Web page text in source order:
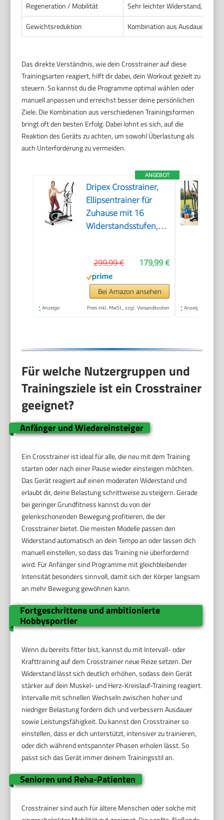
Regeneration / Mobilität
Sehr leichter Widerstand,
Gewichtsreduktion
Kombination aus Ausdauer-
Das direkte Verständnis, wie dein Crosstrainer auf diese
Trainingsarten reagiert, hilft dir dabei, dein Workout gezielt zu
steuern. So kannst du die Programme optimal wählen oder
manuell anpassen und erreichst besser deine persönlichen
Ziele. Die Kombination aus verschiedenen Trainingsformen
bringt oft den besten Erfolg. Dabei lohnt es sich, auf die
Reaktion des Geräts zu achten, um sowohl Überlastung als
auch Unterforderung zu vermeiden.
ANGEBOT
Dripex Crosstrainer,
Ellipsentrainer für
Zuhause mit 16
Widerstandsstufen,
Crosstrainer mit 6 kg
Schwungrad, LCD-
Monitor und
Pulsmessung
179,99 €
299,99 €
Bei Amazon ansehen
* Anzeige Preis inkl. MwSt., zzgl. Versandkosten * Anzeige
Für welche Nutzergruppen und
Trainingsziele ist ein Crosstrainer
geeignet?
Anfänger und Wiedereinsteiger
Ein Crosstrainer ist ideal für alle, die neu mit dem Training
starten oder nach einer Pause wieder einsteigen möchten.
Das Gerät reagiert auf einen moderaten Widerstand und
erlaubt dir, deine Belastung schrittweise zu steigern. Gerade
bei geringer Grundfitness kannst du von der
gelenkschonenden Bewegung profitieren, die der
Crosstrainer bietet. Die meisten Modelle passen den
Widerstand automatisch an dein Tempo an oder lassen dich
manuell einstellen, so dass das Training nie überfordernd
wird. Für Anfänger sind Programme mit gleichbleibender
Intensität besonders sinnvoll, damit sich der Körper langsam
an mehr Bewegung gewöhnen kann.
Fortgeschrittene und ambitionierte
Hobbysportler
Wenn du bereits fitter bist, kannst du mit Intervall- oder
Krafttraining auf dem Crosstrainer neue Reize setzen. Der
Widerstand lässt sich deutlich erhöhen, sodass dein Gerät
stärker auf dein Muskel- und Herz-Kreislauf-Training reagiert.
Intervalle mit schnellen Wechseln zwischen hoher und
niedriger Belastung fordern dich und verbessern Ausdauer
sowie Leistungsfähigkeit. Du kannst den Crosstrainer so
einstellen, dass er dich unterstützt, intensiver zu trainieren,
oder dich während entspannter Phasen erholen lässt. So
passt sich das Gerät immer deinem Trainingsstil an.
Senioren und Reha-Patienten
Crosstrainer sind auch für ältere Menschen oder solche mit